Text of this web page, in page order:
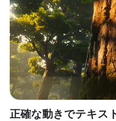
正確な動きでテキス